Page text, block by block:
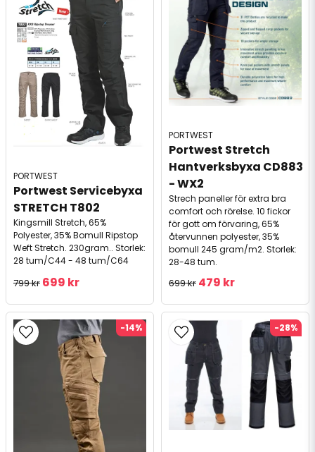
PORTWEST
Portwest Servicebyxa
STRETCH T802
Kingsmill Stretch, 65%
Polyester, 35% Bomull Ripstop
Weft Stretch. 230gram.. Storlek:
28 tum/C44 - 48 tum/C64
799 kr 699 kr
PORTWEST
Portwest Stretch
Hantverksbyxa CD883
- WX2
Strech paneller för extra bra
comfort och rörelse. 10 fickor
för gott om förvaring, 65%
återvunnen polyester, 35%
bomull 245 gram/m2. Storlek:
28-48 tum.
699 kr 479 kr
-14% -28%